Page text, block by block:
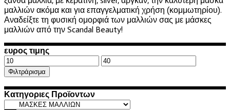
μαλλιών ακόμα και για επαγγελματική χρήση (κομμωτηρίου).
Αναδείξτε τη φυσική ομορφιά των μαλλιών σας με μάσκες
μαλλιών από την Scandal Beauty!
ευρος τιμης
Ελάχιστη
τιμή
Μέγιστη
Φιλτράρισμα
Κατηγοριες Προϊοντων